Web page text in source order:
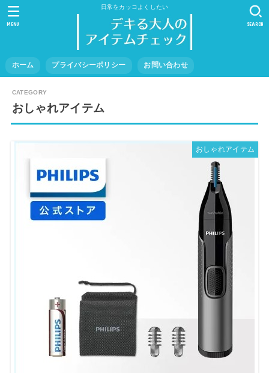
日常をカッコよくしたい
ホーム プライバシーポリシー お問い合わせ
SEARCH
MENU
おしゃれアイテム
おしゃれアイテム